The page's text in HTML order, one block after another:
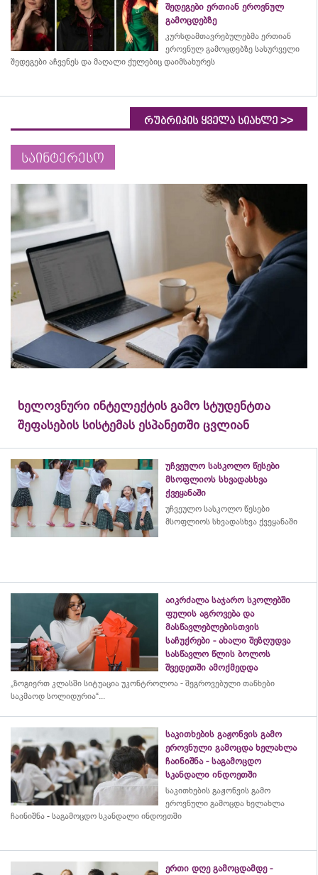
შედეგები ერთიან ეროვნულ
გამოცდებზე
კურსდამთავრებულებმა ერთიან
ეროვნულ გამოცდებზე სასურველი
შედეგები აჩვენეს და მაღალი ქულებიც დაიმსახურეს
რუბრიკის ყველა სიახლე >>
საინტერესო
ხელოვნური ინტელექტის გამო სტუდენტთა
შეფასების სისტემას ესპანეთში ცვლიან
უჩვეულო სასკოლო წესები
მსოფლიოს სხვადასხვა
ქვეყანაში
უჩვეულო სასკოლო წესები
მსოფლიოს სხვადასხვა ქვეყანაში
აიკრძალა საჯარო სკოლებში
ფულის აგროვება და
მასწავლებლებისთვის
საჩუქრები - ახალი შეზღუდვა
სასწავლო წლის ბოლოს
შვედეთში ამოქმედდა
„ზოგიერთ კლასში სიტუაცია უკონტროლოა - შეგროვებული თანხები
საკმაოდ სოლიდურია“...
საკითხების გაჟონვის გამო
ეროვნული გამოცდა ხელახლა
ჩაინიშნა - საგამოცდო
სკანდალი ინდოეთში
საკითხების გაჟონვის გამო
ეროვნული გამოცდა ხელახლა
ჩაინიშნა - საგამოცდო სკანდალი ინდოეთში
ერთი დღე გამოცდამდე -